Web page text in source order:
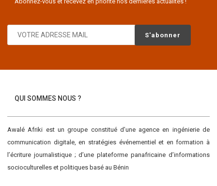
QUI SOMMES NOUS ?
Awalé Afriki est un groupe constitué d’une agence en ingénierie de
communication digitale, en stratégies événementiel et en formation à
l’écriture journalistique ; d’une plateforme panafricaine d’informations
socioculturelles et politiques basé au Bénin